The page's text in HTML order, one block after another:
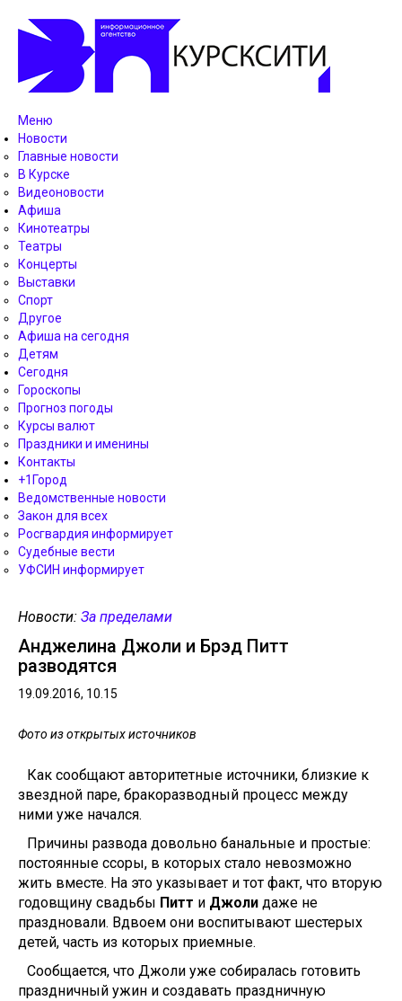
Меню
Новости
Главные новости
В Курске
Видеоновости
Афиша
Кинотеатры
Театры
Концерты
Выставки
Спорт
Другое
Афиша на сегодня
Детям
Сегодня
Гороскопы
Прогноз погоды
Курсы валют
Праздники и именины
Контакты
+1Город
Ведомственные новости
Закон для всех
Росгвардия информирует
Судебные вести
УФСИН информирует
Новости: За пределами
Анджелина Джоли и Брэд Питт
разводятся
19.09.2016, 10.15
Фото из открытых источников
Как сообщают авторитетные источники, близкие к
звездной паре, бракоразводный процесс между
ними уже начался.
Причины развода довольно банальные и простые:
постоянные ссоры, в которых стало невозможно
жить вместе. На это указывает и тот факт, что вторую
годовщину свадьбы Питт и Джоли даже не
праздновали. Вдвоем они воспитывают шестерых
детей, часть из которых приемные.
Сообщается, что Джоли уже собиралась готовить
праздничный ужин и создавать праздничную